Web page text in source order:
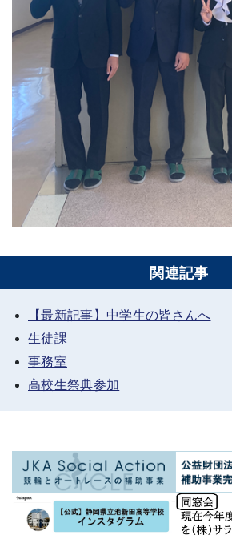
関連記事
【最新記事】中学生の皆さんへ
生徒課
事務室
高校生祭典参加